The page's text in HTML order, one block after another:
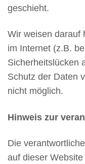
geschieht.
Wir weisen darauf
im Internet (z.B.
Sicherheitslücken
Schutz der Daten
nicht möglich.
Hinweis zur
Die
auf dieser Website